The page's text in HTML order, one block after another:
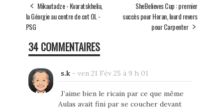
Mikautadze - Kvaratskhelia,
la Géorgie au centre de cet OL -
PSG
SheBelieves Cup : premier
succès pour Horan, lourd revers
pour Carpenter
34 COMMENTAIRES
s.k- ven 21 Fév 25 à 9 h 01
J’aime bien le ricain par ce que même
Aulas avait fini par se coucher devant